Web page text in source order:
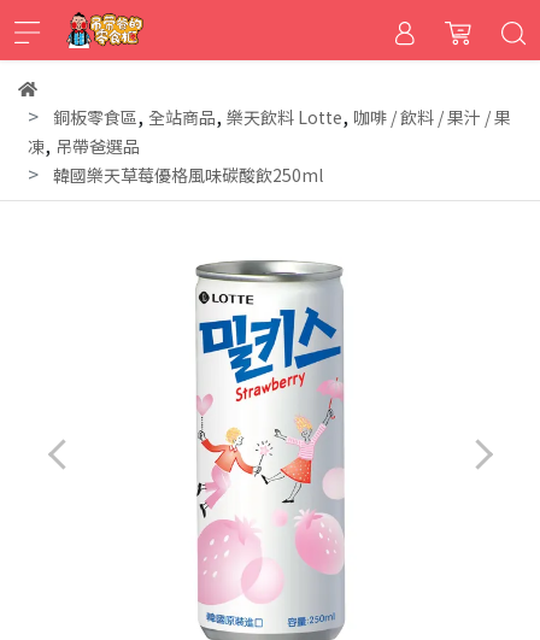
銅板零食區, 全站商品, 樂天飲料 Lotte, 咖啡 / 飲料 / 果汁 / 果
凍, 吊帶爸選品
韓國樂天草莓優格風味碳酸飲250ml